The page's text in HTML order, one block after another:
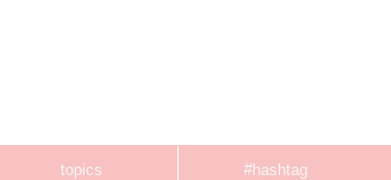
topics #hashtag